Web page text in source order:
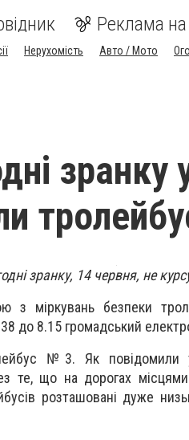
Реклама на
Нерухомість Авто / Мото
зранку
зранку, 14 червня, не
з міркувань безпеки
до 8.15 громадський
№3. Як повідомили
те, що на дорогах
розташовані дуже